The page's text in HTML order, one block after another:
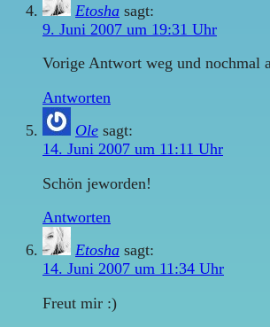
Etosha sagt:
9. Juni 2007 um 19:31 Uhr
Vorige Antwort weg und nochmal
Antworten
Ole sagt:
14. Juni 2007 um 11:11 Uhr
Schön jeworden!
Antworten
Etosha sagt:
14. Juni 2007 um 11:34 Uhr
Freut mir :)